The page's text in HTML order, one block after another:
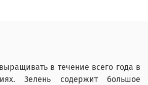
в течение всего года в
Зелень содержит большое